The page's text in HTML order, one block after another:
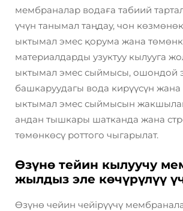
мембраналар водаға табиий
үчүн танымал таңдау, чон
ыктымал эмес қорума жана
материалдарды узуктуу кылууга
ыктымал эмес сыймысы, ошондой
башкаруудагы вода кирүүсүн
ыктымал эмес сыймысын
андан тышкары шатканда жана
төмөнкөсү роттого чыгарылат.
Өзүнө тейин кылуучу
жылдыз эле көчүрүлүү
Өзүнө чейин чейірүүчү